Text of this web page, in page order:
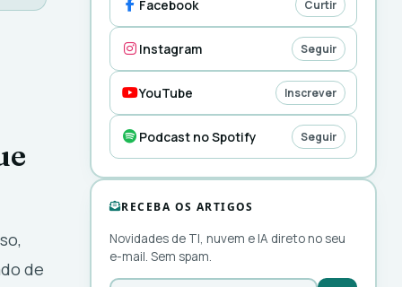
de
Facebook Curtir
Instagram Seguir
YouTube Inscrever
Podcast no Spotify Seguir
RECEBA OS ARTIGOS
Novidades de TI, nuvem e IA direto no seu
e-mail. Sem spam.